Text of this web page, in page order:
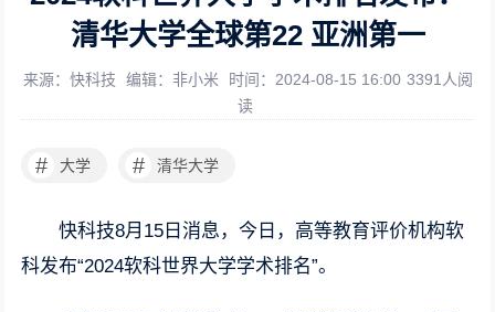
清华大学全球第22 亚洲第一
来源：快科技 编辑：非小米 时间：2024-08-15 16:00 3391人阅
读
# 大学 # 清华大学
快科技8月15日消息，今日，高等教育评价机构软
科发布“2024软科世界大学学术排名”。